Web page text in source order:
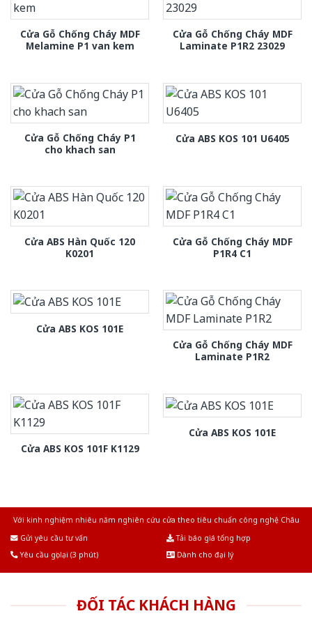
Cửa Gỗ Chống Cháy MDF
Melamine P1 van kem
Cửa Gỗ Chống Cháy MDF
Laminate P1R2 23029
Cửa Gỗ Chống Cháy P1
cho khach san
Cửa ABS KOS 101 U6405
Cửa ABS Hàn Quốc 120
K0201
Cửa Gỗ Chống Cháy MDF
P1R4 C1
Cửa ABS KOS 101E
Cửa Gỗ Chống Cháy MDF
Laminate P1R2
Cửa ABS KOS 101F K1129
Cửa ABS KOS 101E
Với kinh nghiệm nhiêu năm nghiên cứu cửa theo tiêu chuẩn công nghệ Châu
Gửi yêu cầu tư vấn
Tải báo giá tổng hợp
Yêu cầu gọi lại (3 phút)
Dành cho đại lý
ĐỐI TÁC KHÁCH HÀNG